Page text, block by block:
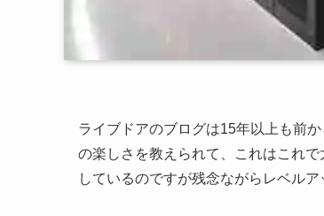
ライブドアのブログは15年以上も前
の楽しさを教えられて、これはこれ
しているのですが残念ながらレベルア